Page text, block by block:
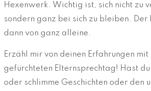
Hexenwerk. Wichtig ist, sich nicht zu
sondern ganz bei sich zu bleiben. Der
dann von ganz alleine.
Erzähl mir von deinen Erfahrungen mit
gefürchteten Elternsprechtag! Hast
oder schlimme Geschichten oder den